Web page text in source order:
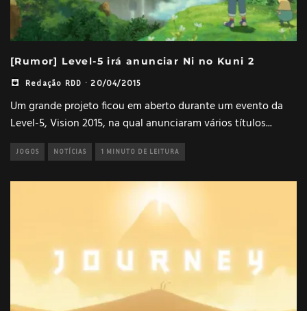
[Rumor] Level-5 irá anunciar Ni no Kuni 2
Redação RDD · 20/04/2015
Um grande projeto ficou em aberto durante um evento da
Level-5, Vision 2015, na qual anunciaram vários títulos...
JOGOS NOTÍCIAS 1 MINUTO DE LEITURA